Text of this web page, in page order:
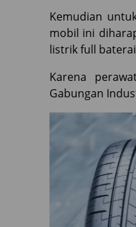
Kemudian
mobil ini
listrik full
Karena
Gabungan